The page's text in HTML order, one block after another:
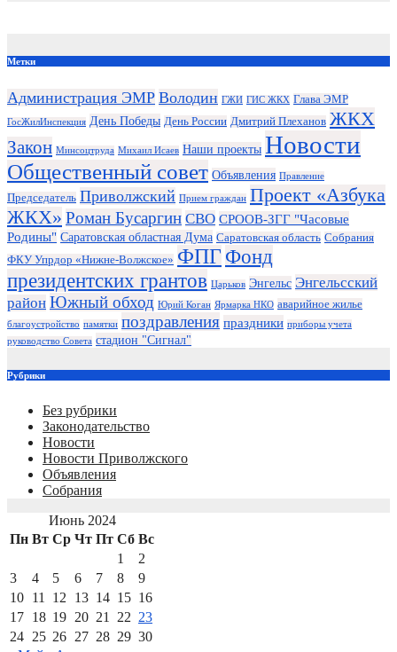
Метки
Администрация ЭМР Володин ГЖИ ГИС ЖКХ Глава ЭМР
ГосЖилИнспекция День Победы День России Дмитрий Плеханов ЖКХ
Закон Минсоцтруда Михаил Исаев Наши проекты Новости
Общественный совет Объявления Правление
Председатель Приволжский Прием граждан Проект «Азбука
ЖКХ» Роман Бусаргин СВО СРООВ-ЗГГ "Часовые
Родины" Саратовская областная Дума Саратовская область Собрания
ФКУ Упрдор «Нижне-Волжское» ФПГ Фонд
президентских грантов Царьков Энгельс Энгельсский
район Южный обход Юрий Коган Ярмарка НКО аварийное жилье
благоустройство памятки поздравления праздники приборы учета
руководство Совета стадион "Сигнал"
Рубрики
Без рубрики
Законодательство
Новости
Новости Приволжского
Объявления
Собрания
Июнь 2024
Пн Вт Ср Чт Пт Сб Вс
1
2
3
4 5 6 7 8
9
10 11 12 13 14 15 16
17 18 19 20 21 22 23
24 25 26 27 28 29 30